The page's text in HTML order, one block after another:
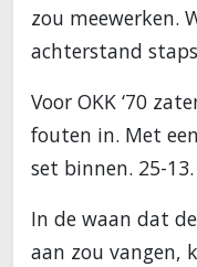
zou meewerken.
achterstand
Voor OKK ‘70
fouten in. Met
set binnen. 25-
In de waan dat
aan zou vangen,